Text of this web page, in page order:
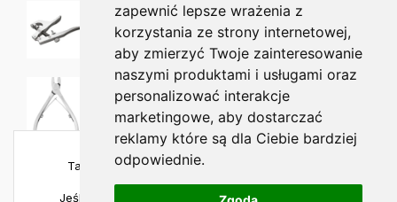
zapewnić lepsze wrażenia z
korzystania ze strony internetowej,
aby zmierzyć Twoje zainteresowanie
naszymi produktami i usługami oraz
personalizować interakcje
marketingowe, aby dostarczać
reklamy które są dla Ciebie bardziej
odpowiednie.
PODOLAND Narzędzie Unibrace
900.00zł 878.00zł
Staleks CLASSIC Cążki do paznokci 14mm NC-63-14
65.90 zł 56.00zł
Ta strona używa plików cookies, aby zapewnić
najlepszą jakość korzystania.
Jeśli chcesz sprawdzić szczegóły, odwiedź naszą